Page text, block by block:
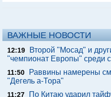
ВАЖНЫЕ НОВОСТИ
12:19
Второй "Мосад" и
"чемпионат Европы" среди
11:50
Раввины намерены
"Дегель а-Тора"
11:27
По Китаю ударил